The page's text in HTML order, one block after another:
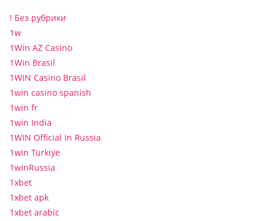
! Без рубрики
1w
1Win AZ Casino
1Win Brasil
1WIN Casino Brasil
1win casino spanish
1win fr
1win India
1WIN Official In Russia
1win Turkiye
1winRussia
1xbet
1xbet apk
1xbet arabic